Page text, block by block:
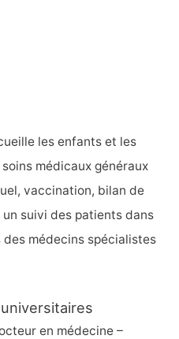
les enfants et les
médicaux généraux
vaccination, bilan de
suivi des patients dans
médecins spécialistes
en médecine –